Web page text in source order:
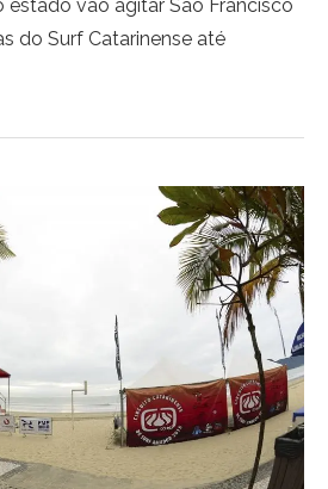
vão agitar São Francisco
do Surf Catarinense até